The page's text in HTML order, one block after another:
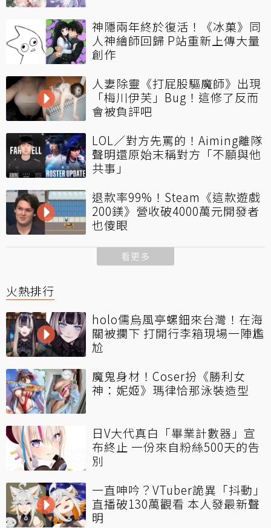
神隱兩年終於復活！《冰菓》同
人神繪師回歸 P站重新上傳大量
創作
人妻除靈《打屁股驅魔師》出現
「梅川伊芙」Bug！這修了反而
會被負評吧
LOL／對方先罵的！Aiming離隊
聲明還原始末稱對方「不願與他
共事」
退款率99%！Steam《這款遊戲
200鎂》營收破4000萬元開發者
也傻眼
看更多
火熱排行
holo儒烏風亭螺鈿來台灣！在海
關被攔下 打開行李箱現場一陣尷
尬
魔鬼身材！Coser扮《勝利女
神：妮姬》瑪律恰那泳裝造型
日V大代真白「畢業計數器」宣
布終止 一份來自粉絲500天的告
別
一直呻吟？VTuber詭異「抖動」
直播破130萬觀看 本人發最新聲
明